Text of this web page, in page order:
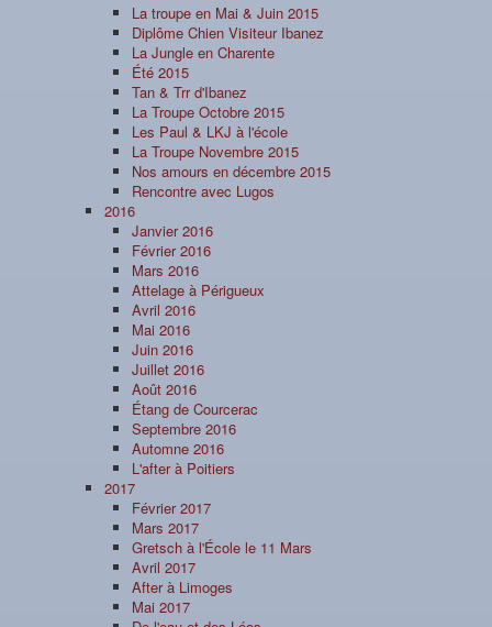
La troupe en Mai & Juin 2015
Diplôme Chien Visiteur Ibanez
La Jungle en Charente
Été 2015
Tan & Trr d'Ibanez
La Troupe Octobre 2015
Les Paul & LKJ à l'école
La Troupe Novembre 2015
Nos amours en décembre 2015
Rencontre avec Lugos
2016
Janvier 2016
Février 2016
Mars 2016
Attelage à Périgueux
Avril 2016
Mai 2016
Juin 2016
Juillet 2016
Août 2016
Étang de Courcerac
Septembre 2016
Automne 2016
L'after à Poitiers
2017
Février 2017
Mars 2017
Gretsch à l'École le 11 Mars
Avril 2017
After à Limoges
Mai 2017